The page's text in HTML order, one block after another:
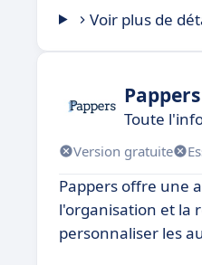
Voir plus de
Pappers
Toute
Version gratuite
Pappers offre une
l'organisation et la
personnaliser les